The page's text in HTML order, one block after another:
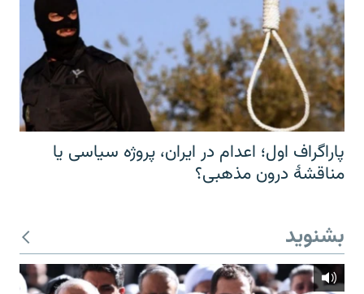
پاراگراف اول؛ اعدام در ایران، پروژه سیاسی یا
مناقشهٔ درون مذهبی؟
بشنوید